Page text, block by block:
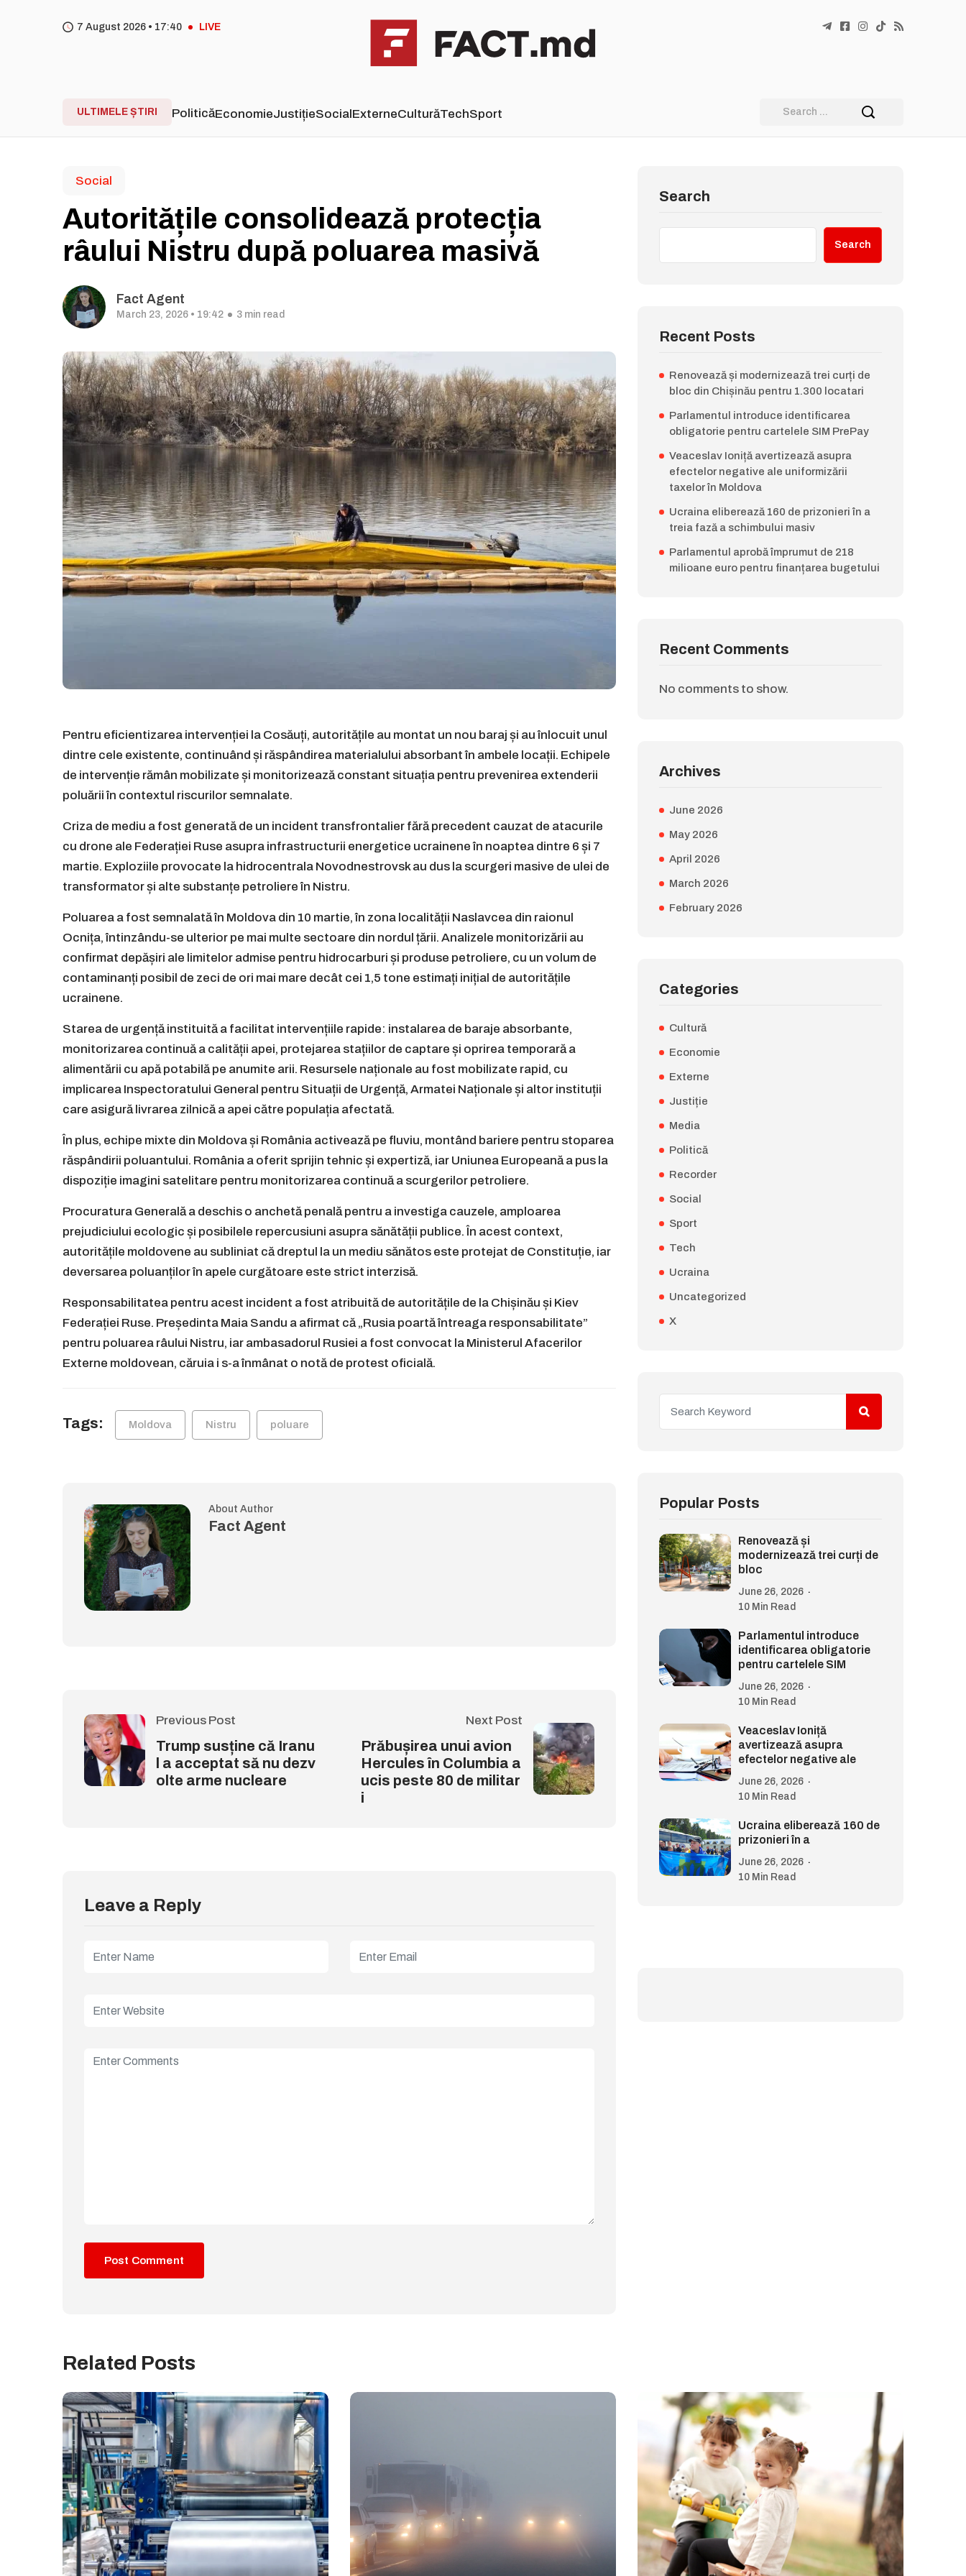
7 August 2026 • 17 40 LIVE
ULTIMELE ȘTIRI PoliticăEconomieJustițieSocialExterneCulturăTechSport
Social
Autoritățile consolidează protecția
râului Nistru după poluarea masivă
Fact Agent
March 23, 2026 • 19:42 3 min read
Pentru eficientizarea intervenției la Cosăuți, autoritățile au montat un nou baraj și au înlocuit unul
dintre cele existente, continuând și răspândirea materialului absorbant în ambele locații. Echipele
de intervenție rămân mobilizate și monitorizează constant situația pentru prevenirea extenderii
poluării în contextul riscurilor semnalate.
Criza de mediu a fost generată de un incident transfrontalier fără precedent cauzat de atacurile
cu drone ale Federației Ruse asupra infrastructurii energetice ucrainene în noaptea dintre 6 și 7
martie. Exploziile provocate la hidrocentrala Novodnestrovsk au dus la scurgeri masive de ulei de
transformator și alte substanțe petroliere în Nistru.
Poluarea a fost semnalată în Moldova din 10 martie, în zona localității Naslavcea din raionul
Ocnița, întinzându-se ulterior pe mai multe sectoare din nordul țării. Analizele monitorizării au
confirmat depășiri ale limitelor admise pentru hidrocarburi și produse petroliere, cu un volum de
contaminanți posibil de zeci de ori mai mare decât cei 1,5 tone estimați inițial de autoritățile
ucrainene.
Starea de urgență instituită a facilitat intervențiile rapide: instalarea de baraje absorbante,
monitorizarea continuă a calității apei, protejarea stațiilor de captare și oprirea temporară a
alimentării cu apă potabilă pe anumite arii. Resursele naționale au fost mobilizate rapid, cu
implicarea Inspectoratului General pentru Situații de Urgență, Armatei Naționale și altor instituții
care asigură livrarea zilnică a apei către populația afectată.
În plus, echipe mixte din Moldova și România activează pe fluviu, montând bariere pentru stoparea
răspândirii poluantului. România a oferit sprijin tehnic și expertiză, iar Uniunea Europeană a pus la
dispoziție imagini satelitare pentru monitorizarea continuă a scurgerilor petroliere.
Procuratura Generală a deschis o anchetă penală pentru a investiga cauzele, amploarea
prejudiciului ecologic și posibilele repercusiuni asupra sănătății publice. În acest context,
autoritățile moldovene au subliniat că dreptul la un mediu sănătos este protejat de Constituție, iar
deversarea poluanților în apele curgătoare este strict interzisă.
Responsabilitatea pentru acest incident a fost atribuită de autoritățile de la Chișinău și Kiev
Federației Ruse. Președinta Maia Sandu a afirmat că „Rusia poartă întreaga responsabilitate”
pentru poluarea râului Nistru, iar ambasadorul Rusiei a fost convocat la Ministerul Afacerilor
Externe moldovean, căruia i s-a înmânat o notă de protest oficială.
Tags: Moldova Nistru poluare
About Author
Fact Agent
Previous Post
Trump susține că Iranu
l a acceptat să nu dezv
olte arme nucleare
Next Post
Prăbușirea unui avion
Hercules în Columbia a
ucis peste 80 de militar
i
Leave a Reply
Search
Search
Recent Posts
Renovează și modernizează trei curți de
bloc din Chișinău pentru 1.300 locatari
Parlamentul introduce identificarea
obligatorie pentru cartelele SIM PrePay
Veaceslav Ioniță avertizează asupra
efectelor negative ale uniformizării
taxelor în Moldova
Ucraina eliberează 160 de prizonieri în a
treia fază a schimbului masiv
Parlamentul aprobă împrumut de 218
milioane euro pentru finanțarea bugetului
Recent Comments
No comments to show.
Archives
June 2026
May 2026
April 2026
March 2026
February 2026
Categories
Cultură
Economie
Externe
Justiție
Media
Politică
Recorder
Social
Sport
Tech
Ucraina
Uncategorized
X
Popular Posts
Renovează și
modernizează trei curți de
bloc
June 26, 2026
10 Min Read
Parlamentul introduce
identificarea obligatorie
pentru cartelele SIM
June 26, 2026
10 Min Read
Veaceslav Ioniță
avertizează asupra
efectelor negative ale
June 26, 2026
10 Min Read
Ucraina eliberează 160 de
prizonieri în a
June 26, 2026
10 Min Read
Related Posts